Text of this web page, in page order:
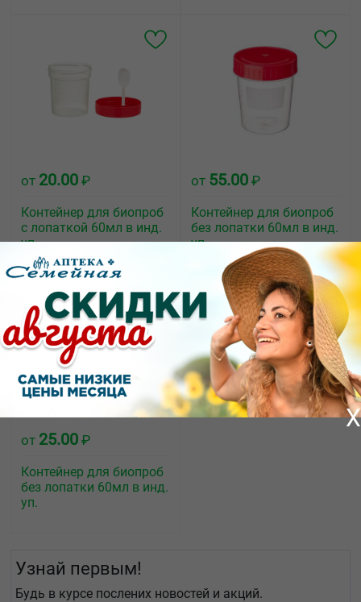
от 20.00 ₽
Контейнер для биопроб
с лопаткой 60мл в инд.
уп.
от 55.00 ₽
Контейнер для биопроб
без лопатки 60мл в инд.
уп.
от 25.00 ₽
Контейнер для биопроб
без лопатки 60мл в инд.
уп.
Узнай первым!
Будь в курсе послених новостей и акций.
X